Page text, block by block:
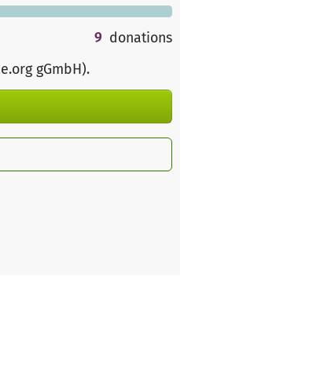
9 donations
gGmbH).